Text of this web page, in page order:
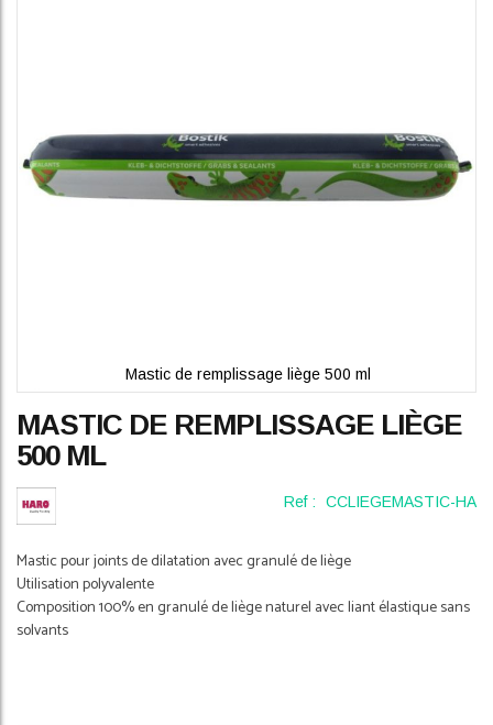
MASTIC DE REMPLISSAGE LIÈGE
500 ML
Ref : CCLIEGEMASTIC-HA
Mastic pour joints de dilatation avec granulé de liège
Utilisation polyvalente
Composition 100% en granulé de liège naturel avec liant élastique sans
solvants
Mastic de remplissage liège 500 ml
to
the
beginning
of
the
images